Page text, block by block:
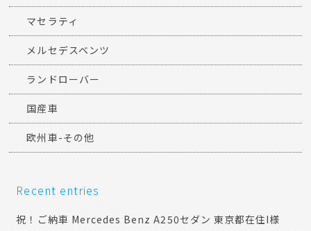
マセラティ
メルセデスベンツ
ランドローバー
国産車
欧州車-その他
Recent entries
祝！ご納車 Mercedes Benz A250セダン 東京都在住I様